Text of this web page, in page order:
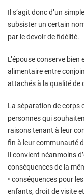
Il s’agit donc d’un
subsister un certain
par le devoir de fidélité.
L’épouse conserve bien
alimentaire entre
attachés à la qualité de
La séparation de corps
personnes qui
raisons tenant à leur
fin à leur communauté
Il convient néanmoins
conséquences de la
• conséquences pour
enfants, droit de visite